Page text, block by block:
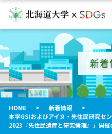
新着
HOME > 新着情報
>
本学GSIおよびアイヌ・先住民研究セ
2023『先住民遺産と研究倫理』」開催